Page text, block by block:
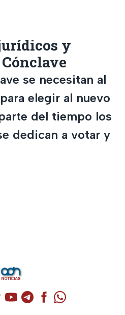
y
se necesitan al
elegir al nuevo
del tiempo los
dedican a votar y
X / Twitter (se abre en una
de Instagram (se abre en una
Cuenta de TikTok (se abre en
Cuenta de YouTube (se abre
Cuenta de Telegram (se
Cuenta de
Cuenta de